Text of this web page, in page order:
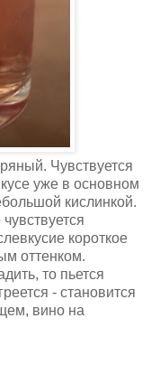
Чувствуется
уже в основном
кислинкой.
короткое
оттенком.
то пьется
- становится
вино на